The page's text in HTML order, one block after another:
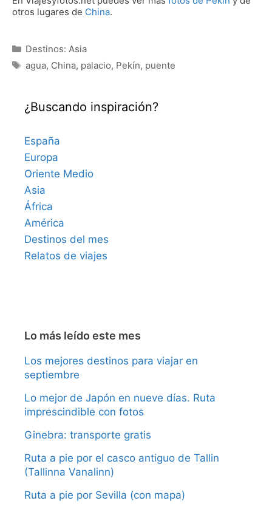
otros lugares de China.
Categorías
Destinos: Asia
Etiquetas
agua, China, palacio, Pekín, puente
¿Buscando inspiración?
España
Europa
Oriente Medio
Asia
África
América
Destinos del mes
Relatos de viajes
Lo más leído este mes
Los mejores destinos para viajar en
septiembre
Lo mejor de Japón en nueve días. Ruta
imprescindible con fotos
Ginebra: transporte gratis
Ruta a pie por el casco antiguo de Tallin
(Tallinna Vanalinn)
Ruta a pie por Sevilla (con mapa)